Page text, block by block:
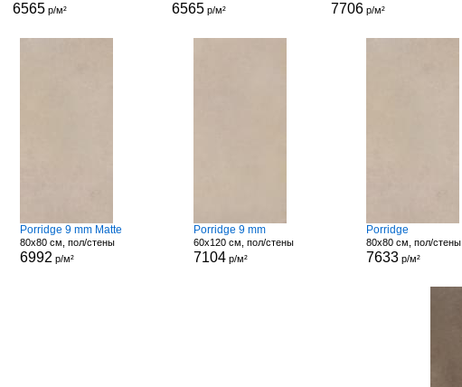
6565 р/м² 6565 р/м² 7706 р/м²
Porridge 9 mm Matte
80x80 см, пол/стены
6992 р/м²
Porridge 9 mm
60x120 см, пол/стены
7104р/м²
Porridge
80x80 см, пол/стены
7633 р/м²